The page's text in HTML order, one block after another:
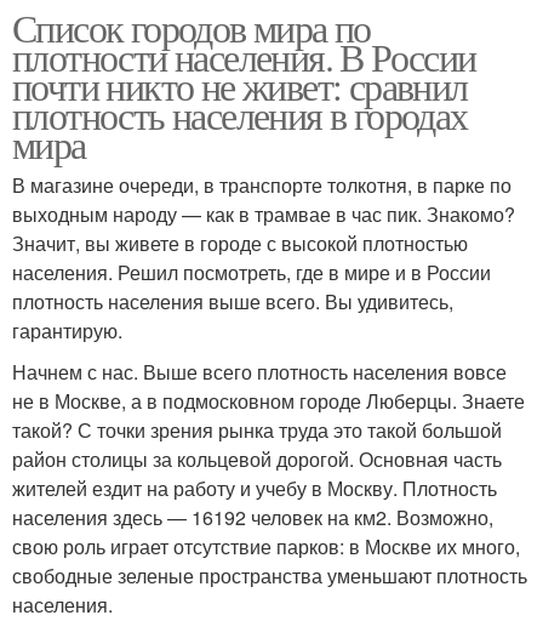
Список городов мира по
плотности населения. В России
почти никто не живет: сравнил
плотность населения в городах
мира
В магазине очереди, в транспорте толкотня, в парке по
выходным народу — как в трамвае в час пик. Знакомо?
Значит, вы живете в городе с высокой плотностью
населения. Решил посмотреть, где в мире и в России
плотность населения выше всего. Вы удивитесь,
гарантирую.
Начнем с нас. Выше всего плотность населения вовсе
не в Москве, а в подмосковном городе Люберцы. Знаете
такой? С точки зрения рынка труда это такой большой
район столицы за кольцевой дорогой. Основная часть
жителей ездит на работу и учебу в Москву. Плотность
населения здесь — 16192 человек на км2. Возможно,
свою роль играет отсутствие парков: в Москве их много,
свободные зеленые пространства уменьшают плотность
населения.